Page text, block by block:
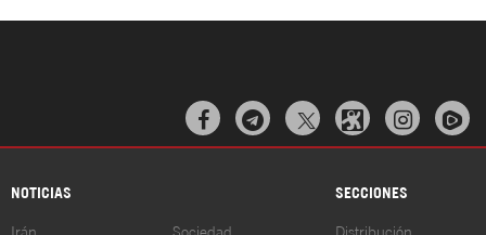
  
NOTICIAS SECCIONES
Irán Sociedad Distribución